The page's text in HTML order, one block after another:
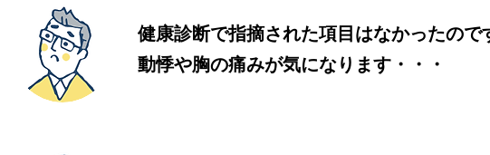
健康診断で指摘された項目はなかったので
動悸や胸の痛みが気になります・・・